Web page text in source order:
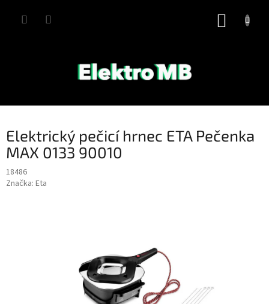
Elektrický pečicí hrnec ETA Pečenka
MAX 0133 90010
18486
Značka: Eta